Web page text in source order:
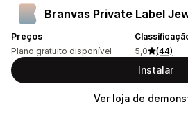
Branvas Private Label
Preços
Plano gratuito disponível
5,0
(44)
Instalar
Ver loja de